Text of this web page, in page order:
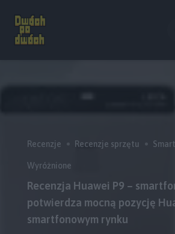
Recenzje Recenzje sprzętu
Wyróżnione
Recenzja Huawei P9 –
potwierdza mocną pozycję
smartfonowym rynku